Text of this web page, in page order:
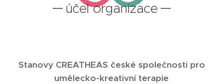
účel organizace
Stanovy CREATHEAS české společnosti pro
umělecko-kreativní terapie